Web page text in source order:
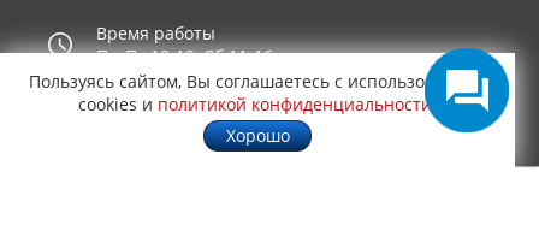
Время работы
Пн-Пт 10-19, Сб 11-16
Принимаем к оплате
Пользуясь сайтом, Вы соглашаетесь с использованием
cookies и политикой конфиденциальности
Хорошо